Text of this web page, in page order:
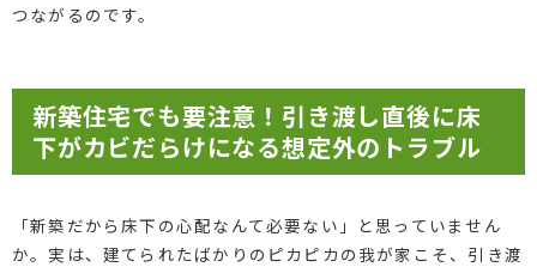
つながるのです。
新築住宅でも要注意！引き渡し直後に床
下がカビだらけになる想定外のトラブル
「新築だから床下の心配なんて必要ない」と思っていません
か。実は、建てられたばかりのピカピカの我が家こそ、引き渡